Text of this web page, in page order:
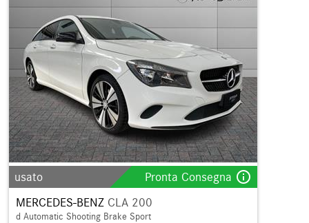
usato Pronta Consegna info_outline
MERCEDES-BENZ CLA 200
d Automatic Shooting Brake Sport